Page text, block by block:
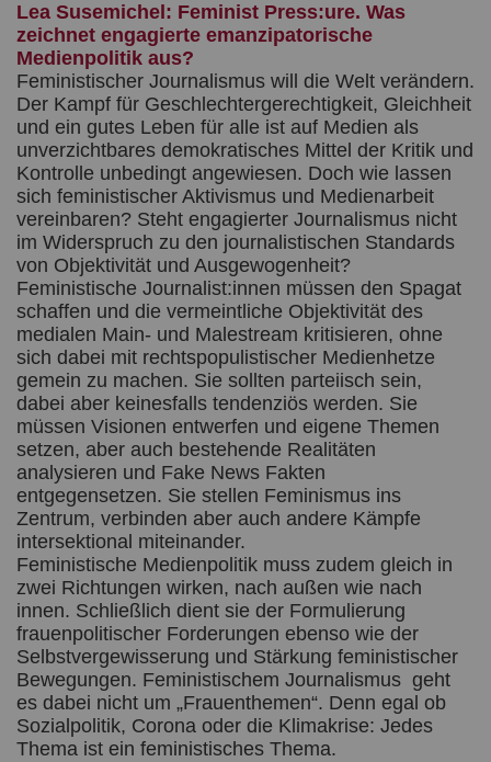
Lea Susemichel: Feminist Press:ure. Was
zeichnet engagierte emanzipatorische
Medienpolitik aus?
Feministischer Journalismus will die Welt verändern.
Der Kampf für Geschlechtergerechtigkeit, Gleichheit
und ein gutes Leben für alle ist auf Medien als
unverzichtbares demokratisches Mittel der Kritik und
Kontrolle unbedingt angewiesen. Doch wie lassen
sich feministischer Aktivismus und Medienarbeit
vereinbaren? Steht engagierter Journalismus nicht
im Widerspruch zu den journalistischen Standards
von Objektivität und Ausgewogenheit?
Feministische Journalist:innen müssen den Spagat
schaffen und die vermeintliche Objektivität des
medialen Main- und Malestream kritisieren, ohne
sich dabei mit rechtspopulistischer Medienhetze
gemein zu machen. Sie sollten parteiisch sein,
dabei aber keinesfalls tendenziös werden. Sie
müssen Visionen entwerfen und eigene Themen
setzen, aber auch bestehende Realitäten
analysieren und Fake News Fakten
entgegensetzen. Sie stellen Feminismus ins
Zentrum, verbinden aber auch andere Kämpfe
intersektional miteinander.
Feministische Medienpolitik muss zudem gleich in
zwei Richtungen wirken, nach außen wie nach
innen. Schließlich dient sie der Formulierung
frauenpolitischer Forderungen ebenso wie der
Selbstvergewisserung und Stärkung feministischer
Bewegungen. Feministischem Journalismus geht
es dabei nicht um „Frauenthemen“. Denn egal ob
Sozialpolitik, Corona oder die Klimakrise: Jedes
Thema ist ein feministisches Thema.